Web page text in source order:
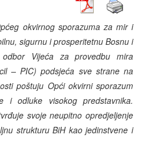
okvirnog sporazuma za mir i
sigurnu i prosperitetnu Bosnu i
odbor Vijeća za provedbu mira
– PIC) podsjeća sve strane na
poštuju Opći okvirni sporazum
i odluke visokog predstavnika.
svoje neupitno opredjeljenje
strukturu BiH kao jedinstvene i